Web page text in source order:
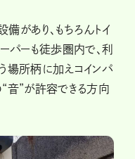
があり、もちろんトイ
パーも徒歩圏内で、利
場所柄に加えコインパ
“音”が許容できる方向